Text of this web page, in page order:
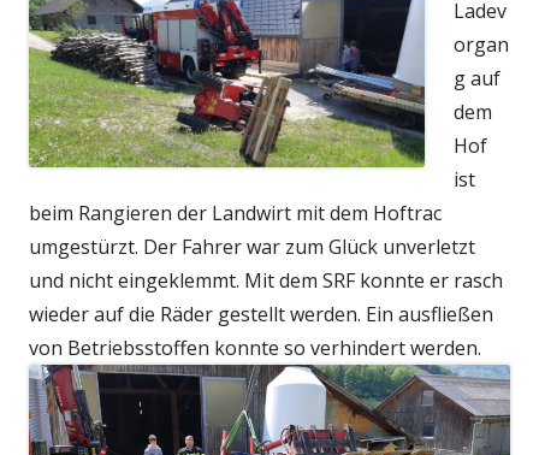
Ladev
organ
g auf
dem
Hof
ist
beim Rangieren der Landwirt mit dem Hoftrac
umgestürzt. Der Fahrer war zum Glück unverletzt
und nicht eingeklemmt. Mit dem SRF konnte er rasch
wieder auf die Räder gestellt werden. Ein ausfließen
von Betriebsstoffen konnte so verhindert werden.